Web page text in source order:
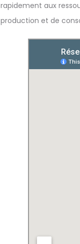
rapidement aux
production et de